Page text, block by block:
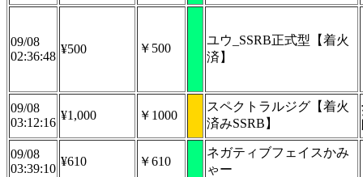
09/08
02:36:48
¥500 ￥500
ユウ_SSRB正式型【着火
済】
09/08
03:12:16
¥1,000 ￥1000
スペクトラルジグ【着火
済みSSRB】
09/08
03:39:10
¥610 ￥610
ネガティブフェイスかみ
ゃー